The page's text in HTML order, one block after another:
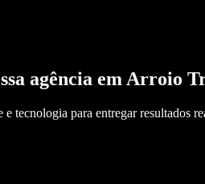
agência em Arroio
tecnologia para entregar resultados